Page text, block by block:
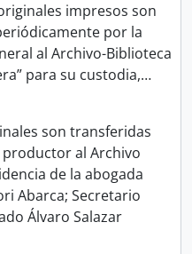
impresos son
por la
al Archivo-Biblioteca
para su custodia,…
son transferidas
al Archivo
de la abogada
Abarca; Secretario
Álvaro Salazar